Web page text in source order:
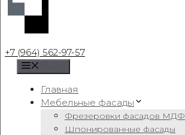
+7 (964) 562-97-57
Главная
Мебельные фасады
Фрезеровки фасадов МДФ
Шпонированные фасады